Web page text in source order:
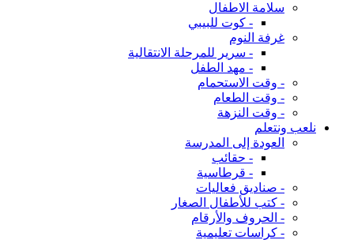
سلامة الاطفال
- كوت للبيبي
غرفة النوم
- سرير للمرحلة الانتقالية
- مهد الطفل
- وقت الاستحمام
- وقت الطعام
- وقت النزهة
نلعب ونتعلم
العودة إلى المدرسة
- حقائب
- قرطاسية
- صناديق فعاليات
- كتب للأطفال الصغار
- الحروف والأرقام
- كراسات تعليمية